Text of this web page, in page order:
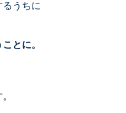
うちに
とに。